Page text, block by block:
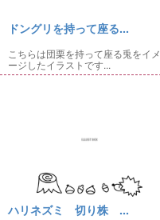
ドングリを持って座る...
こちらは団栗を持って座る兎をイメ
ージしたイラストです...
ハリネズミ 切り株 ...